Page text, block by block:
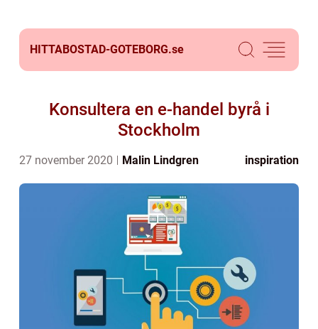
HITTABOSTAD-GOTEBORG.se
Konsultera en e-handel byrå i
Stockholm
27 november 2020 Malin Lindgren inspiration